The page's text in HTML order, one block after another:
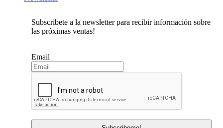
Subscribete a la newsletter para recibir información sobre
las próximas ventas!
Email